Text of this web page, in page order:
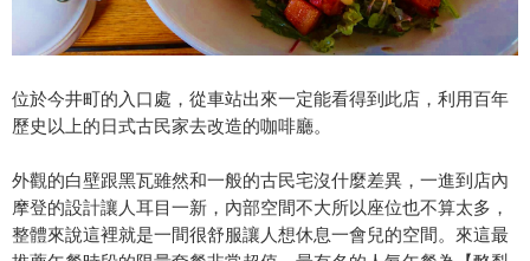
位於今井町的入口處，從車站出來一定能看得到此店，利用百年
歷史以上的日式古民家去改造的咖啡廳。
外觀的白壁跟黑瓦雖然和一般的古民宅沒什麼差異，一進到店內
摩登的設計讓人耳目一新，內部空間不大所以座位也不算太多，
整體來說這裡就是一間很舒服讓人想休息一會兒的空間。來這最